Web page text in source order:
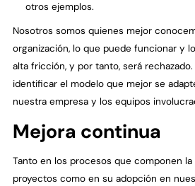
otros ejemplos.
Nosotros somos quienes mejor
organización, lo que puede funcionar y
alta fricción, y por tanto, será
identificar el modelo que mejor se
nuestra empresa y los equipos
Mejora continua
Tanto en los procesos que componen
proyectos como en su adopción en